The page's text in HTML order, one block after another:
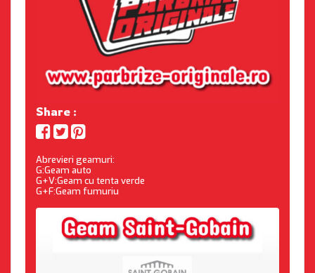
Share :
Abrevieri geamuri:
G:Geam auto
G+V:Geam cu tenta verde
G+F:Geam fumuriu